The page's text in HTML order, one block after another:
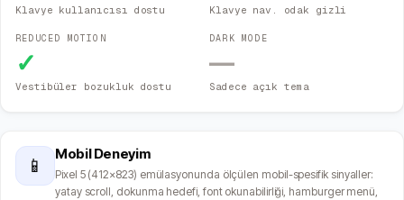
Klavye kullanıcısı dostu Klavye nav. odak gizli
REDUCED MOTION
✓
Vestibüler bozukluk dostu
DARK MODE
—
Sadece açık tema
📱
Mobil Deneyim
Pixel 5 (412×823) emülasyonunda ölçülen mobil-spesifik sinyaller:
yatay scroll, dokunma hedefi, font okunabilirliği, hamburger menü,